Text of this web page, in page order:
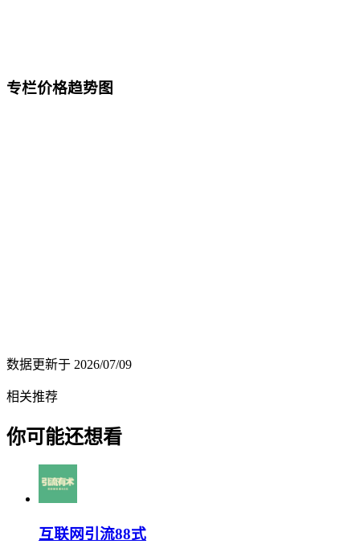
专栏价格趋势图
数据更新于 2026/07/09
相关推荐
你可能还想看
互联网引流88式